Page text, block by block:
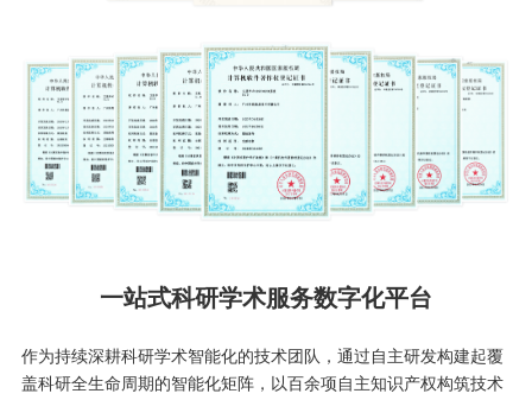
一站式科研学术服务数字化平台
作为持续深耕科研学术智能化的技术团队，通过自主研发构建起覆
盖科研全生命周期的智能化矩阵，以百余项自主知识产权构筑技术